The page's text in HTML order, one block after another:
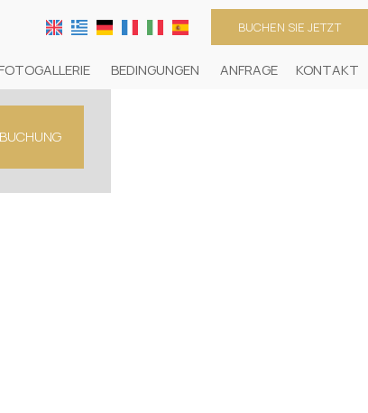
BUCHEN SIE JETZT
BEDINGUNGEN ANFRAGE KONTAKT